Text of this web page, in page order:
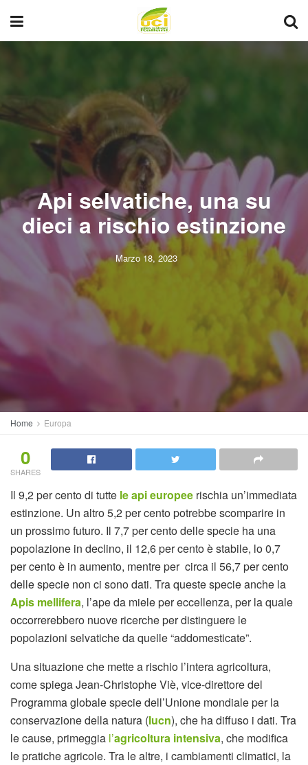
Api selvatiche, una su
dieci a rischio estinzione
Marzo 18, 2023
Home Europa
0
SHARES
Il 9,2 per cento di tutte le api europee rischia un’immediata
estinzione. Un altro 5,2 per cento potrebbe scomparire in
un prossimo futuro. Il 7,7 per cento delle specie ha una
popolazione in declino, il 12,6 per cento è stabile, lo 0,7
per cento è in aumento, mentre per circa il 56,7 per cento
delle specie non ci sono dati. Tra queste specie anche la
Apis mellifera, l’ape da miele per eccellenza, per la quale
occorrerebbero nuove ricerche per distinguere le
popolazioni selvatiche da quelle “addomesticate”.
Una situazione che mette a rischio l’intera agricoltura,
come spiega Jean-Christophe Viè, vice-direttore del
Programma globale specie dell’Unione mondiale per la
conservazione della natura (Iucn), che ha diffuso i dati. Tra
le cause, primeggia l’agricoltura intensiva, che modifica
le pratiche agricole. Tra le altre, i cambiamenti climatici, la